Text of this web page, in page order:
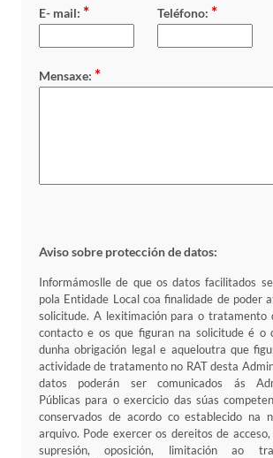
E- mail: * Teléfono: *
Mensaxe: *
Aviso sobre protección de datos:
Informámoslle de que os datos facilitados
pola Entidade Local coa finalidade de poder
solicitude. A lexitimación para o tratamento
contacto e os que figuran na solicitude é o
dunha obrigación legal e aqueloutra que
actividade de tratamento no RAT desta
datos poderán ser comunicados ás
Públicas para o exercicio das súas
conservados de acordo co establecido na
arquivo. Pode exercer os dereitos de
supresión, oposición, limitación ao